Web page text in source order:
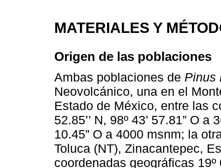
MATERIALES Y
Origen de las poblaciones
Ambas poblaciones de Pinus
Neovolcánico, una en el
Estado de México, entre las
52.85’’ N, 98º 43’ 57.81” O a
10.45” O a 4000 msnm; la
Toluca (NT), Zinacantepec,
coordenadas geográficas 19º